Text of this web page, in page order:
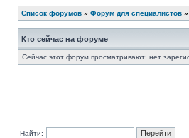
Список форумов » Форум для специалистов »
Кто сейчас на форуме
Сейчас этот форум просматривают: нет
Найти: